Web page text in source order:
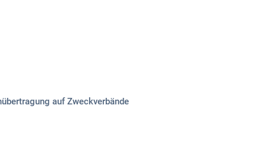
auf Zweckverbände